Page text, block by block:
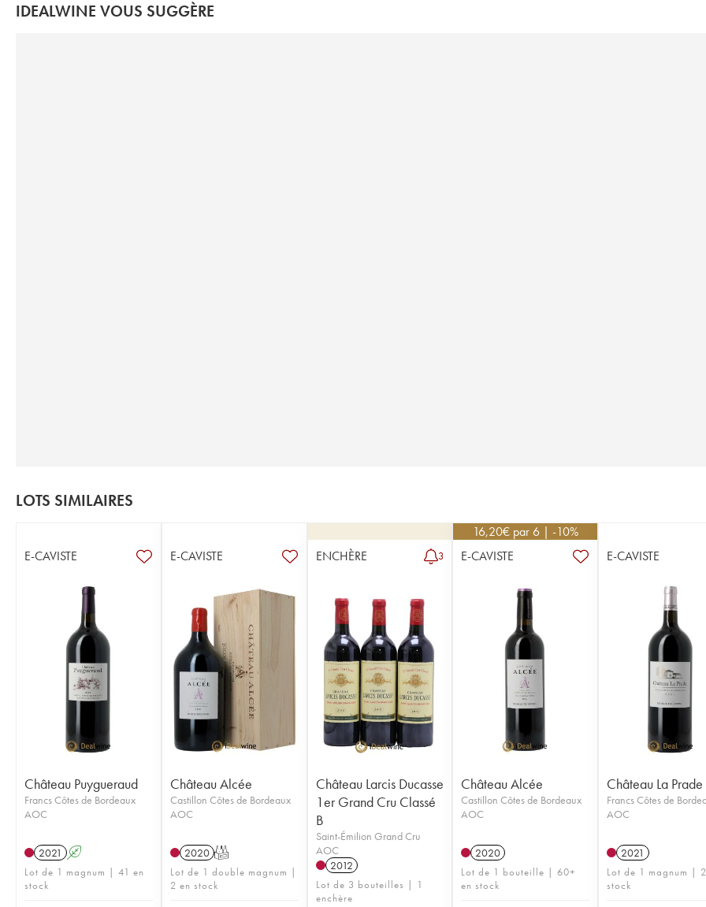
IDEALWINE VOUS SUGGÈRE
LOTS SIMILAIRES
E-CAVISTE
Château Puygueraud
Francs Côtes de Bordeaux
AOC
2021 A
Lot de 1 magnum | 41 en
stock
E-CAVISTE
Château Alcée
Castillon Côtes de Bordeaux
AOC
2020 T
Lot de 1 double magnum |
2 en stock
ENCHÈRE 3
Château Larcis Ducasse
1er Grand Cru Classé
B
Saint-Émilion Grand Cru
AOC
2012
Lot de 3 bouteilles | 1
enchère
16,20€ par 6 | -10%
E-CAVISTE
Château Alcée
Castillon Côtes de Bordeaux
AOC
2020
Lot de 1 bouteille | 60+
en stock
E-CAVISTE
Château La Prade
Francs Côtes de
AOC
2021
Lot de 1 magnum |
stock